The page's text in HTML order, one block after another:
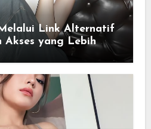
Link Alternatif
Akses yang Lebih